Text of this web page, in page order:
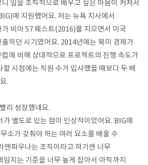
일을 조직적으로 배우고 싶은 마음이 커져서
에 지원했어요. 저는 뉴욕 지사에서
비아 57 웨스트(2016)를 지으면서 미국
하던 시기였어요. 2014년에는 북미 경제가
에 비해 상대적으로 프로젝트의 진행 속도가
할 시점에는 직원 수가 입사했을 때보다 두 배
.
리 성장했네요.
가 별도로 있는 점이 인상적이었어요. BIG에
소가 갖춰야 하는 여러 요소를 배울 수
앤파우나는 조직이라고 하기엔 너무
임지는 기준을 너무 높게 잡아서 아직까지